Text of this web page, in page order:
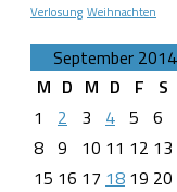
Verlosung Weihnachten
September 2014
M D M D F S
1
2 3 4 5 6
8 9 10 11 12 13
15 16 17 18 19 20